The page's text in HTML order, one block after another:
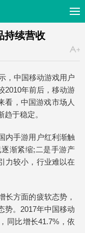
持续营收
，中国移动游戏用户
2010年前后，移动游
看，中国游戏市场人
于稳定。
内手游用户红利渐触
渐紧缩;二是手游产
力较小，行业难以在
长方面的疲软态势，
势。2017年中国移动
同比增长41.7%，依